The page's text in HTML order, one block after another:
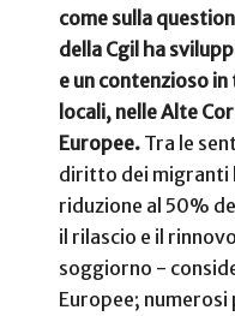
come sulla
della Cgil ha
e un contenzioso
locali, nelle Alte
Europee. Tra le
diritto dei migranti
riduzione al 50%
il rilascio e il
soggiorno -
Europee;